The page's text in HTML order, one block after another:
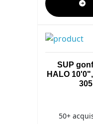
SUP
HALO
50+